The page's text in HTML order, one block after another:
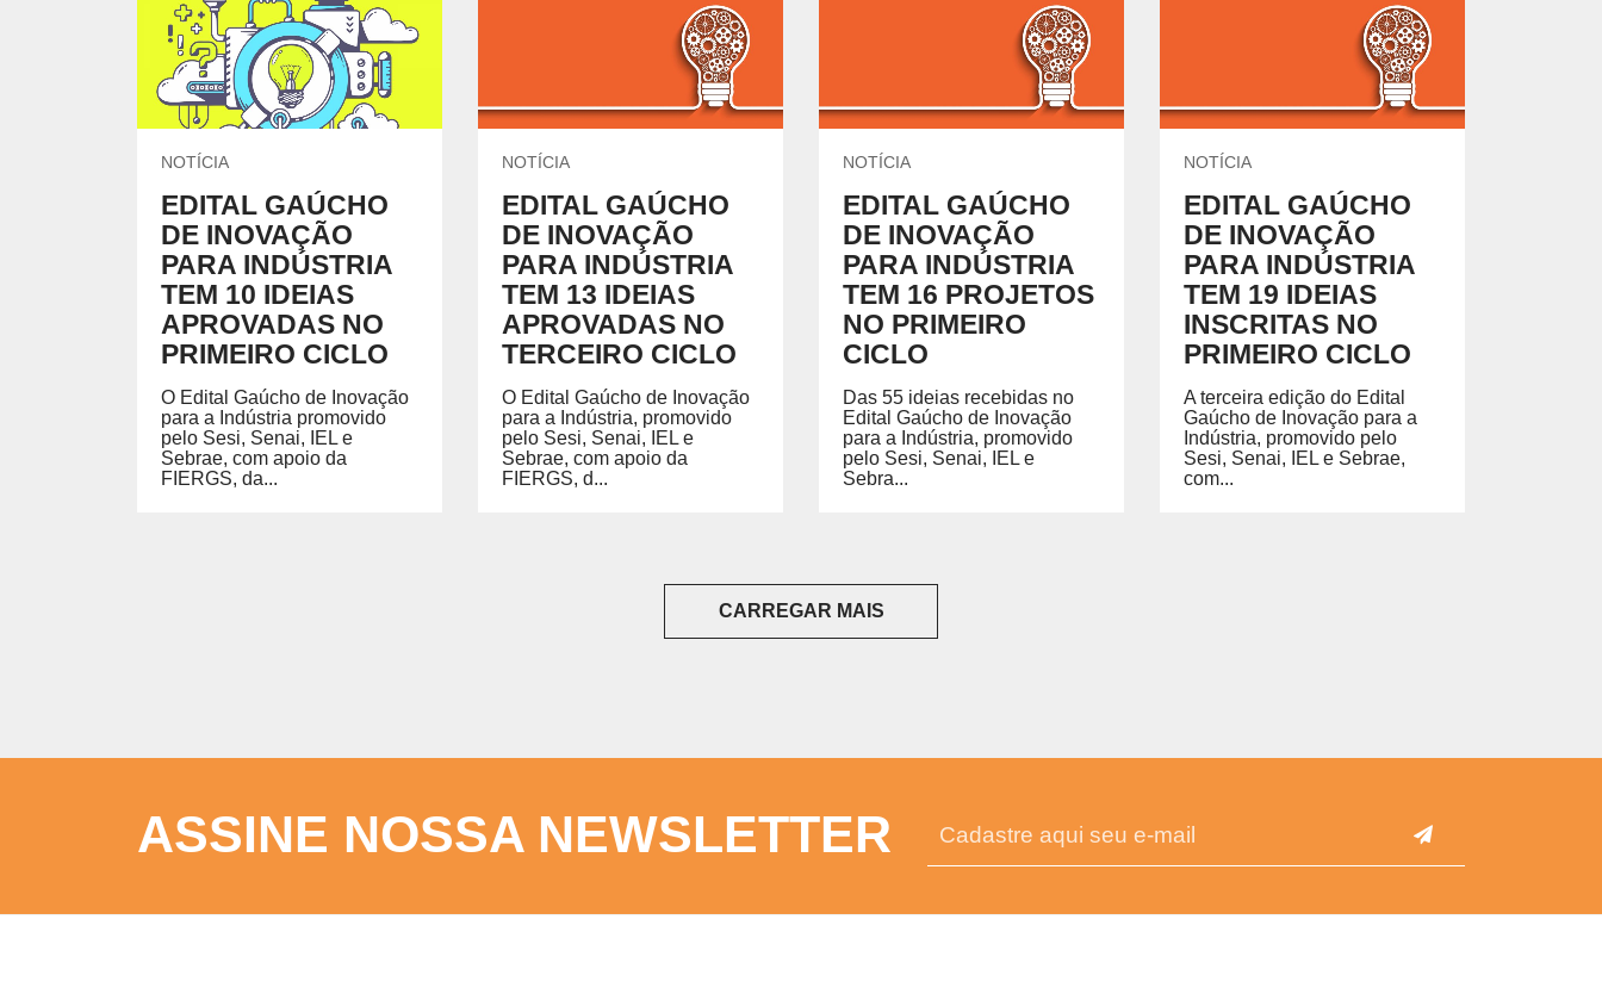
NOTÍCIA
EDITAL GAÚCHO
DE INOVAÇÃO
PARA INDÚSTRIA
TEM 10 IDEIAS
APROVADAS NO
PRIMEIRO CICLO
O Edital Gaúcho de Inovação
para a Indústria promovido
pelo Sesi, Senai, IEL e
Sebrae, com apoio da
FIERGS, da...
NOTÍCIA
EDITAL GAÚCHO
DE INOVAÇÃO
PARA INDÚSTRIA
TEM 13 IDEIAS
APROVADAS NO
TERCEIRO CICLO
O Edital Gaúcho de Inovação
para a Indústria, promovido
pelo Sesi, Senai, IEL e
Sebrae, com apoio da
FIERGS, d...
NOTÍCIA
EDITAL GAÚCHO
DE INOVAÇÃO
PARA INDÚSTRIA
TEM 16 PROJETOS
NO PRIMEIRO
CICLO
Das 55 ideias recebidas no
Edital Gaúcho de Inovação
para a Indústria, promovido
pelo Sesi, Senai, IEL e
Sebra...
NOTÍCIA
EDITAL GAÚCHO
DE INOVAÇÃO
PARA INDÚSTRIA
TEM 19 IDEIAS
INSCRITAS NO
PRIMEIRO CICLO
A terceira edição do Edital
Gaúcho de Inovação para a
Indústria, promovido pelo
Sesi, Senai, IEL e Sebrae,
com...
CARREGAR MAIS
ASSINE NOSSA NEWSLETTER